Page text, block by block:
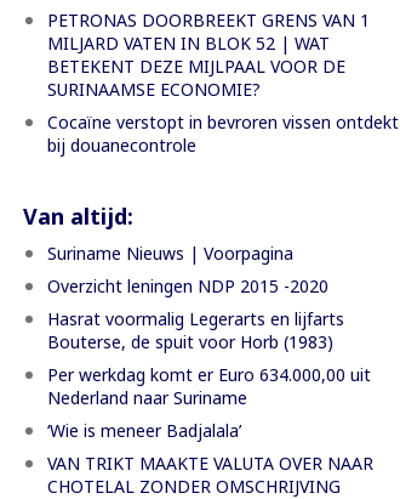
PETRONAS DOORBREEKT GRENS VAN 1
MILJARD VATEN IN BLOK 52 | WAT
BETEKENT DEZE MIJLPAAL VOOR DE
SURINAAMSE ECONOMIE?
Cocaïne verstopt in bevroren vissen ontdekt
bij douanecontrole
Van altijd:
Suriname Nieuws | Voorpagina
Overzicht leningen NDP 2015 -2020
Hasrat voormalig Legerarts en lijfarts
Bouterse, de spuit voor Horb (1983)
Per werkdag komt er Euro 634.000,00 uit
Nederland naar Suriname
‘Wie is meneer Badjalala’
VAN TRIKT MAAKTE VALUTA OVER NAAR
CHOTELAL ZONDER OMSCHRIJVING